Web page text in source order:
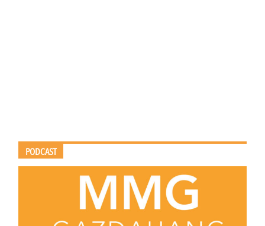
PODCAST